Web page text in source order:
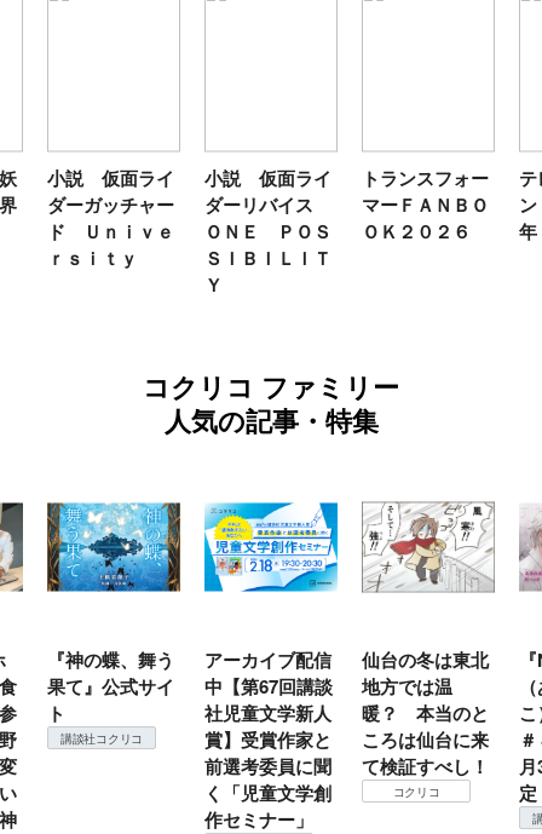
小説 仮面ライ
ダーリバイス
ＯＮＥ ＰＯＳ
ＳＩＢＩＬＩＴ
トランスフォー
マーＦＡＮＢＯ
ＯＫ２０２６
テレビマガジ
ン ２０２６
年 夏号
ト
コクリコ ファミリー
人気の記事・特集
アーカイブ配信
中【第67回講談
社児童文学新人
賞】受賞作家と
仙台の冬は東北
地方では温
暖？ 本当のと
ころは仙台に来
て検証すべし！
コクリコ
『NO.６再会』
（あさのあつ
こ）特設サイト
＃４ 2026年９
月30日発売決
定！